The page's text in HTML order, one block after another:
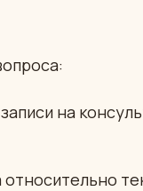
на